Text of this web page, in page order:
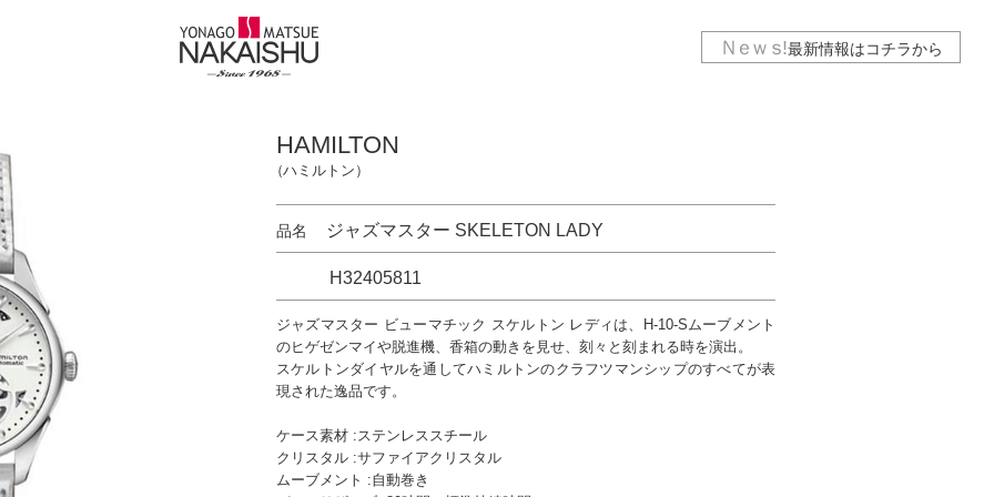
Ｎｅｗｓ!最新情報はコチラから
HAMILTON
（ハミルトン）
品名 ジャズマスター SKELETON LADY
H32405811
ジャズマスター ビューマチック スケルトン レディは、H-10-Sムーブメント
のヒゲゼンマイや脱進機、香箱の動きを見せ、刻々と刻まれる時を演出。
スケルトンダイヤルを通してハミルトンのクラフツマンシップのすべてが表
現された逸品です。
ケース素材 :ステンレススチール
クリスタル :サファイアクリスタル
ムーブメント :自動巻き